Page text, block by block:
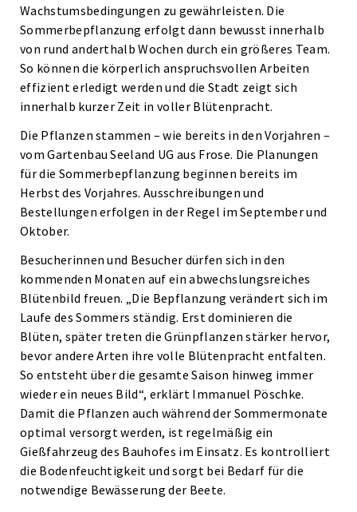
Wachstumsbedingungen zu gewährleisten. Die
Sommerbepflanzung erfolgt dann bewusst innerhalb
von rund anderthalb Wochen durch ein größeres Team.
So können die körperlich anspruchsvollen Arbeiten
effizient erledigt werden und die Stadt zeigt sich
innerhalb kurzer Zeit in voller Blütenpracht.
Die Pflanzen stammen – wie bereits in den Vorjahren –
vom Gartenbau Seeland UG aus Frose. Die Planungen
für die Sommerbepflanzung beginnen bereits im
Herbst des Vorjahres. Ausschreibungen und
Bestellungen erfolgen in der Regel im September und
Oktober.
Besucherinnen und Besucher dürfen sich in den
kommenden Monaten auf ein abwechslungsreiches
Blütenbild freuen. „Die Bepflanzung verändert sich im
Laufe des Sommers ständig. Erst dominieren die
Blüten, später treten die Grünpflanzen stärker hervor,
bevor andere Arten ihre volle Blütenpracht entfalten.
So entsteht über die gesamte Saison hinweg immer
wieder ein neues Bild“, erklärt Immanuel Pöschke.
Damit die Pflanzen auch während der Sommermonate
optimal versorgt werden, ist regelmäßig ein
Gießfahrzeug des Bauhofes im Einsatz. Es kontrolliert
die Bodenfeuchtigkeit und sorgt bei Bedarf für die
notwendige Bewässerung der Beete.